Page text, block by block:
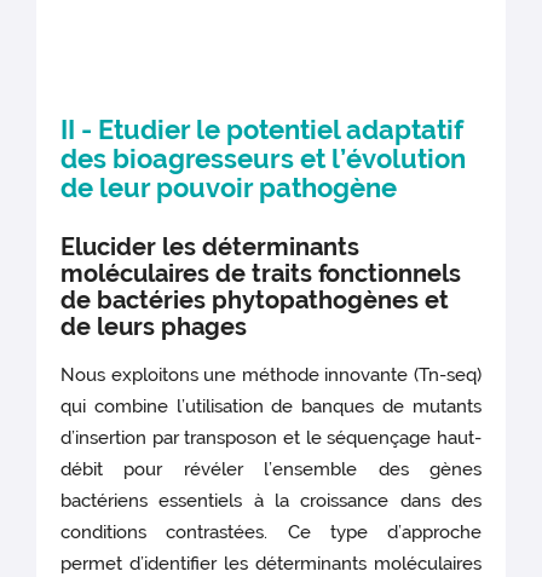
II - Etudier le potentiel adaptatif
des bioagresseurs et l’évolution
de leur pouvoir pathogène
Elucider les déterminants
moléculaires de traits fonctionnels
de bactéries phytopathogènes et
de leurs phages
Nous exploitons une méthode innovante (Tn-seq)
qui combine l’utilisation de banques de mutants
d’insertion par transposon et le séquençage haut-
débit pour révéler l’ensemble des gènes
bactériens essentiels à la croissance dans des
conditions contrastées. Ce type d’approche
permet d’identifier les déterminants moléculaires